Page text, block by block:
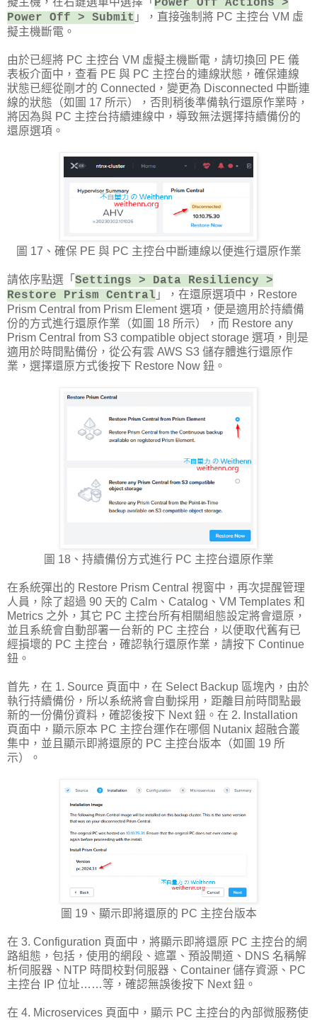
Power Off Actions >
Power Off > Submit 」，直接強制將 PC 主控台 VM 虛
擬主機斷電。
由於已經將 PC 主控台 VM 虛擬主機斷電，請切換回 PE 儀
表板介面中，查看 PE 與 PC 主控台的連線狀態，確保連線
狀態已經從剛才的 Connected，變更為 Disconnected 中斷連
線的狀態（如圖 17 所示），否則稍後準備執行還原作業時，
將因為與 PC 主控台持續連線中，導致無法選擇持續備份的
還原選項。
圖 17、確保 PE 與 PC 主控台中斷連線以便進行還原作業
請依序點選「 Settings > Data Resiliency >
Restore Prism Central 」，在還原選項中，Restore
Prism Central from Prism Element 選項，便是適用於持續備
份的方式進行還原作業（如圖 18 所示），而 Restore any
Prism Central from S3 compatible object storage 選項，則是
適用於時間點備份，從公有雲 AWS S3 儲存體進行還原作
業，選擇還原方式後按下 Restore Now 鈕。
圖 18、持續備份方式進行 PC 主控台還原作業
在系統彈出的 Restore Prism Central 視窗中，再次提醒管理
人員，除了超過 90 天的 Calm、Catalog、VM Templates 和
Metrics 之外，其它 PC 主控台所有相關組態設定將會還原，
並且系統會自動部署一台新的 PC 主控台，以便取代舊有已
經損壞的 PC 主控台，確認執行還原作業，請按下 Continue
鈕。
首先，在 1. Source 頁面中，在 Select Backup 區塊內，由於
執行持續備份，所以系統將會自動採用，距離目前時間點最
新的一份備份資料，確認後按下 Next 鈕。在 2. Installation
頁面中，顯示原本 PC 主控台運作在哪個 Nutanix 超融合叢
集中，並且顯示即將還原的 PC 主控台版本（如圖 19 所
示）。
圖 19、顯示即將還原的 PC 主控台版本
在 3. Configuration 頁面中，將顯示即將還原 PC 主控台的網
路組態，包括，使用的網段、遮罩、預設閘道、DNS 名稱解
析伺服器、NTP 時間校對伺服器、Container 儲存資源、PC
主控台 IP 位址……等，確認無誤後按下 Next 鈕。
在 4. Microservices 頁面中，顯示 PC 主控台的內部微服務使